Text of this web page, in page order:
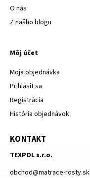
O nás
Z nášho blogu
Môj účet
Moja objednávka
Prihlásit sa
Registrácia
História objednávok
KONTAKT
TEXPOL s.r.o.
obchod@matrace-rosty.sk